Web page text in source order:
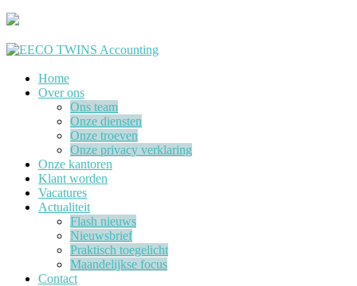
Home
Over ons
Ons team
Onze diensten
Onze troeven
Onze privacy verklaring
Onze kantoren
Klant worden
Vacatures
Actualiteit
Flash nieuws
Nieuwsbrief
Praktisch toegelicht
Maandelijkse focus
Contact